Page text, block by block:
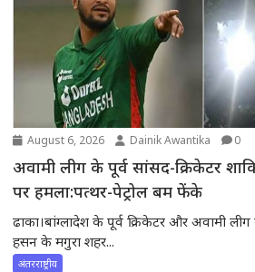
August 6, 2026 Dainik Awantika 0
अवामी लीग के पूर्व सांसद-क्रिकेटर
पर हमला:पत्थर-पेट्रोल बम फेंके
ढाका।बांग्लादेश के पूर्व क्रिकेटर और अवामी
हसन के मगुरा शहर...
अंतरराष्ट्रीय